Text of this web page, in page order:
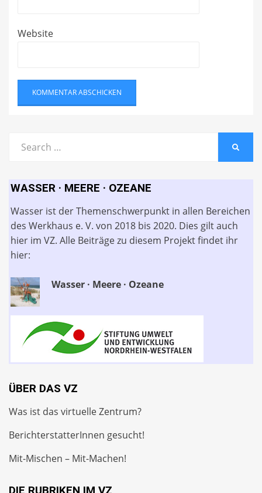
Website
for:
WASSER · MEERE · OZEANE
Wasser ist der Themenschwerpunkt in allen Bereichen
des Werkhaus e. V. von 2018 bis 2020. Dies gilt auch
hier im VZ. Alle Beiträge zu diesem Projekt findet ihr
hier:
Wasser · Meere · Ozeane
ÜBER DAS VZ
Was ist das virtuelle Zentrum?
BerichterstatterInnen gesucht!
Mit-Mischen – Mit-Machen!